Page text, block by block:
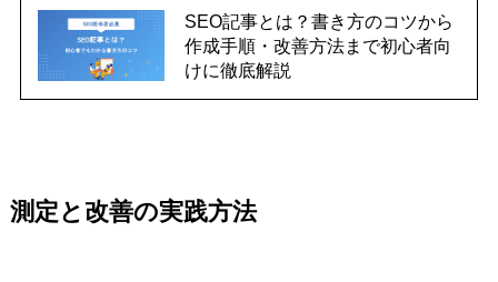
SEO記事とは？書き方のコツから
作成手順・改善方法まで初心者向
けに徹底解説
測定と改善の実践方法